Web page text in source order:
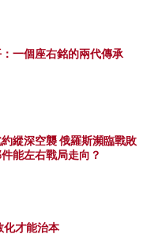
一個座右銘的兩代傳承
縱深空襲 俄羅斯瀕臨戰敗
能左右戰局走向？
化才能治本